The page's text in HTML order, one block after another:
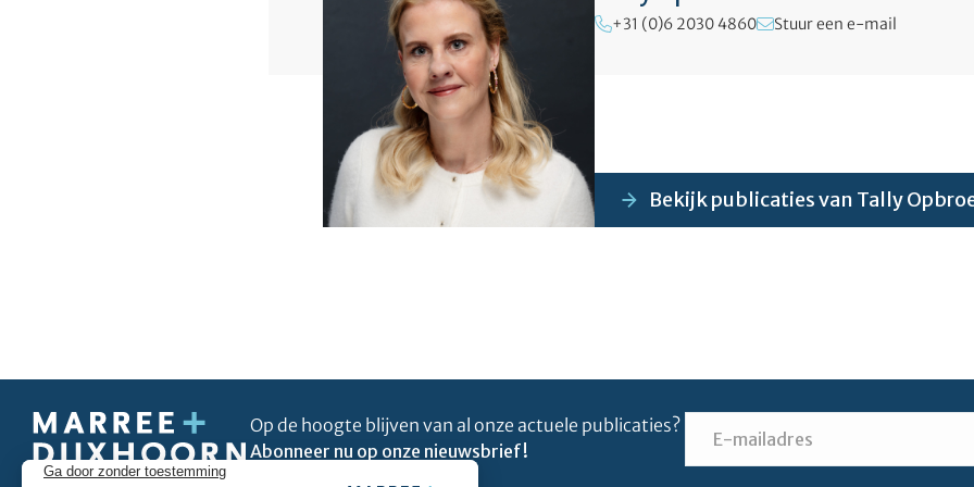
+31 (0)6 2030 4860 Stuur een e-mail
Bekijk publicaties van Tally
Op de hoogte blijven van al onze actuele publicaties?
Abonneer nu op onze nieuwsbrief!